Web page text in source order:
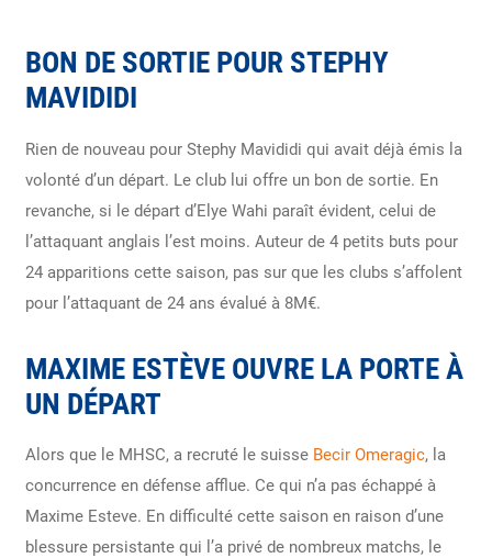
BON DE SORTIE POUR STEPHY
MAVIDIDI
Rien de nouveau pour Stephy Mavididi qui avait déjà émis la
volonté d’un départ. Le club lui offre un bon de sortie. En
revanche, si le départ d’Elye Wahi paraît évident, celui de
l’attaquant anglais l’est moins. Auteur de 4 petits buts pour
24 apparitions cette saison, pas sur que les clubs s’affolent
pour l’attaquant de 24 ans évalué à 8M€.
MAXIME ESTÈVE OUVRE LA PORTE À
UN DÉPART
Alors que le MHSC, a recruté le suisse Becir Omeragic, la
concurrence en défense afflue. Ce qui n’a pas échappé à
Maxime Esteve. En difficulté cette saison en raison d’une
blessure persistante qui l’a privé de nombreux matchs, le